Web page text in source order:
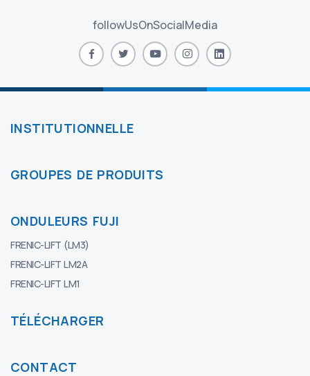
followUsOnSocialMedia
INSTITUTIONNELLE
GROUPES DE PRODUITS
ONDULEURS FUJI
FRENIC-LIFT (LM3)
FRENIC-LIFT LM2A
FRENIC-LIFT LM1
TÉLÉCHARGER
CONTACT